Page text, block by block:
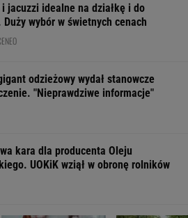
i jacuzzi idealne na działkę i do
Duży wybór w świetnych cenach
odzieżowy wydał stanowcze
"Nieprawdziwe informacje"
kara dla producenta Oleju
UOKiK wziął w obronę rolników